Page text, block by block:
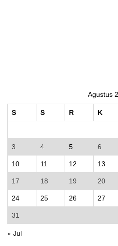
Agustus
S S R K
3 4 5 6
10 11 12 13
17 18 19 20
24 25 26 27
31
« Jul